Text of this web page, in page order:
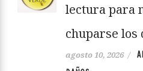
lectura para
chuparse los
agosto 10, 2026 /